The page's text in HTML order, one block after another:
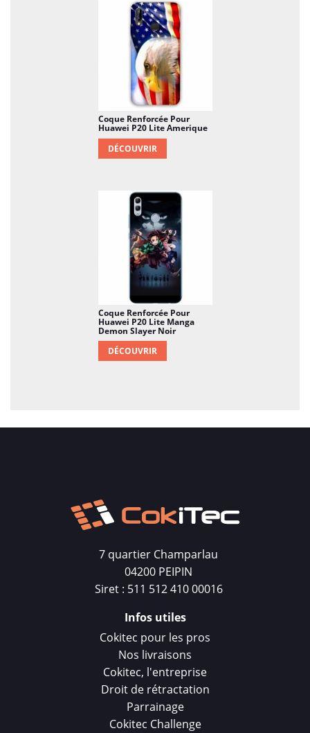
Coque Renforcée Pour
Huawei P20 Lite Amerique
DÉCOUVRIR
Coque Renforcée Pour
Huawei P20 Lite Manga
Demon Slayer Noir
DÉCOUVRIR
7 quartier Champarlau
04200 PEIPIN
Siret : 511 512 410 00016
Infos utiles
Cokitec pour les pros
Nos livraisons
Cokitec, l'entreprise
Droit de rétractation
Parrainage
Cokitec Challenge